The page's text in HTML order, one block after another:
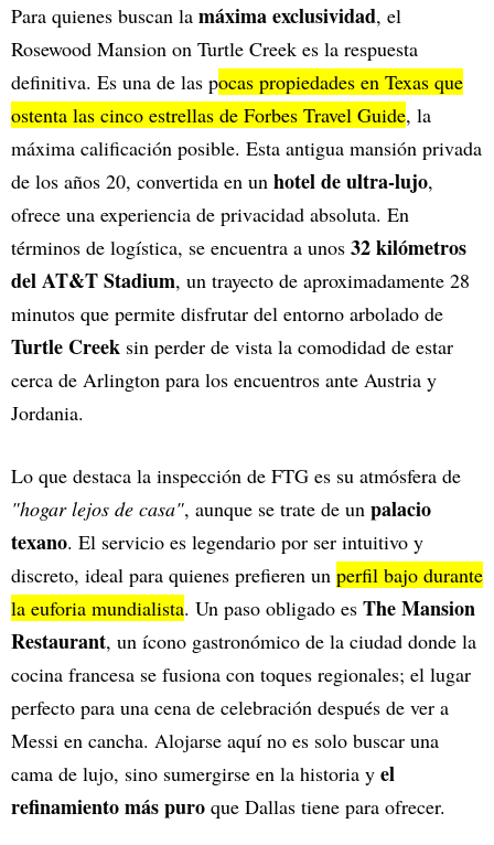
Para quienes buscan la máxima exclusividad, el
Rosewood Mansion on Turtle Creek es la respuesta
definitiva. Es una de las pocas propiedades en Texas que
ostenta las cinco estrellas de Forbes Travel Guide, la
máxima calificación posible. Esta antigua mansión privada
de los años 20, convertida en un hotel de ultra-lujo,
ofrece una experiencia de privacidad absoluta. En
términos de logística, se encuentra a unos 32 kilómetros
del AT&T Stadium, un trayecto de aproximadamente 28
minutos que permite disfrutar del entorno arbolado de
Turtle Creek sin perder de vista la comodidad de estar
cerca de Arlington para los encuentros ante Austria y
Jordania.
Lo que destaca la inspección de FTG es su atmósfera de
"hogar lejos de casa", aunque se trate de un palacio
texano. El servicio es legendario por ser intuitivo y
discreto, ideal para quienes prefieren un perfil bajo durante
la euforia mundialista. Un paso obligado es The Mansion
Restaurant, un ícono gastronómico de la ciudad donde la
cocina francesa se fusiona con toques regionales; el lugar
perfecto para una cena de celebración después de ver a
Messi en cancha. Alojarse aquí no es solo buscar una
cama de lujo, sino sumergirse en la historia y el
refinamiento más puro que Dallas tiene para ofrecer.